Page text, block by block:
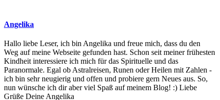
Angelika
Hallo liebe Leser, ich bin Angelika und freue mich, dass du den
Weg auf meine Webseite gefunden hast. Schon seit meiner frühesten
Kindheit interessiere ich mich für das Spirituelle und das
Paranormale. Egal ob Astralreisen, Runen oder Heilen mit Zahlen -
ich bin sehr neugierig und offen und probiere gern Neues aus. So,
nun wünsche ich dir aber viel Spaß auf meinem Blog! :) Liebe
Grüße Deine Angelika